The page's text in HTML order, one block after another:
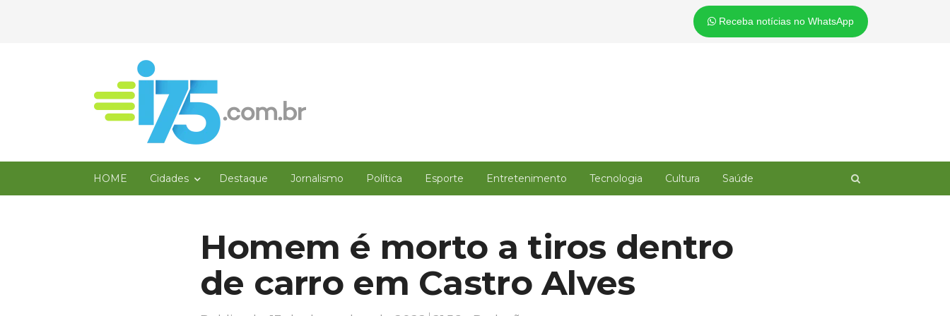
Receba notícias no WhatsApp
HOME Cidades Destaque Jornalismo Política Esporte Entretenimento Tecnologia Cultura Saúde
Homem é morto a tiros dentro
de carro em Castro Alves